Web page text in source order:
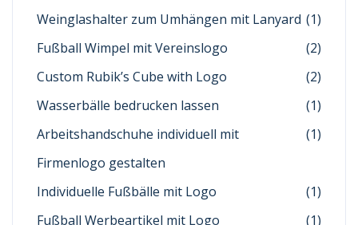
Weinglashalter zum Umhängen mit Lanyard (1)
Fußball Wimpel mit Vereinslogo
(2)
Custom Rubik’s Cube with Logo
(2)
Wasserbälle bedrucken lassen
(1)
Arbeitshandschuhe individuell mit
Firmenlogo gestalten
(1)
Individuelle Fußbälle mit Logo
(1)
Fußball Werbeartikel mit Logo
(1)